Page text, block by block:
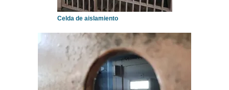
Celda de aislamiento